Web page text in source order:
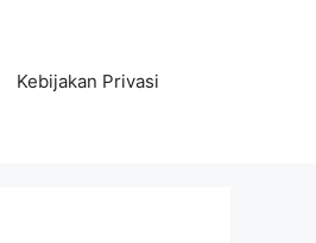
Kebijakan Privasi